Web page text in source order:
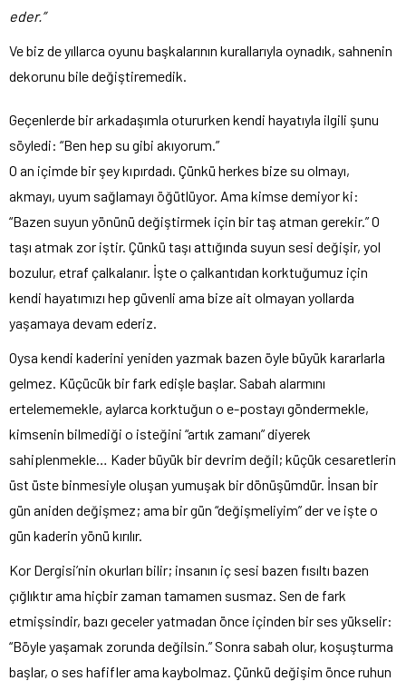
eder.”
Ve biz de yıllarca oyunu başkalarının kurallarıyla oynadık, sahnenin
dekorunu bile değiştiremedik.
Geçenlerde bir arkadaşımla otururken kendi hayatıyla ilgili şunu
söyledi: “Ben hep su gibi akıyorum.”
O an içimde bir şey kıpırdadı. Çünkü herkes bize su olmayı,
akmayı, uyum sağlamayı öğütlüyor. Ama kimse demiyor ki:
“Bazen suyun yönünü değiştirmek için bir taş atman gerekir.” O
taşı atmak zor iştir. Çünkü taşı attığında suyun sesi değişir, yol
bozulur, etraf çalkalanır. İşte o çalkantıdan korktuğumuz için
kendi hayatımızı hep güvenli ama bize ait olmayan yollarda
yaşamaya devam ederiz.
Oysa kendi kaderini yeniden yazmak bazen öyle büyük kararlarla
gelmez. Küçücük bir fark edişle başlar. Sabah alarmını
ertelememekle, aylarca korktuğun o e-postayı göndermekle,
kimsenin bilmediği o isteğini “artık zamanı” diyerek
sahiplenmekle… Kader büyük bir devrim değil; küçük cesaretlerin
üst üste binmesiyle oluşan yumuşak bir dönüşümdür. İnsan bir
gün aniden değişmez; ama bir gün “değişmeliyim” der ve işte o
gün kaderin yönü kırılır.
Kor Dergisi’nin okurları bilir; insanın iç sesi bazen fısıltı bazen
çığlıktır ama hiçbir zaman tamamen susmaz. Sen de fark
etmişsindir, bazı geceler yatmadan önce içinden bir ses yükselir:
“Böyle yaşamak zorunda değilsin.” Sonra sabah olur, koşuşturma
başlar, o ses hafifler ama kaybolmaz. Çünkü değişim önce ruhun